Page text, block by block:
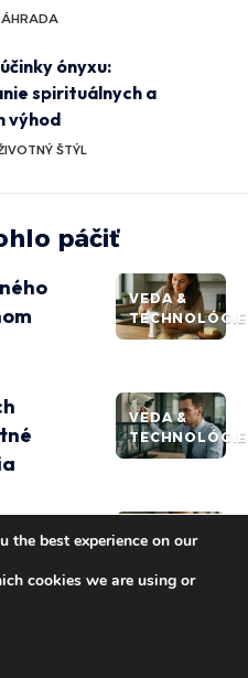
ónyxu:
spirituálnych a
výhod
ŠTÝL
páčiť
VEDA &
TECHNOLÓGIE
VEDA &
TECHNOLÓGIE
VEDA &
o
the best experience on our
cookies we are using or